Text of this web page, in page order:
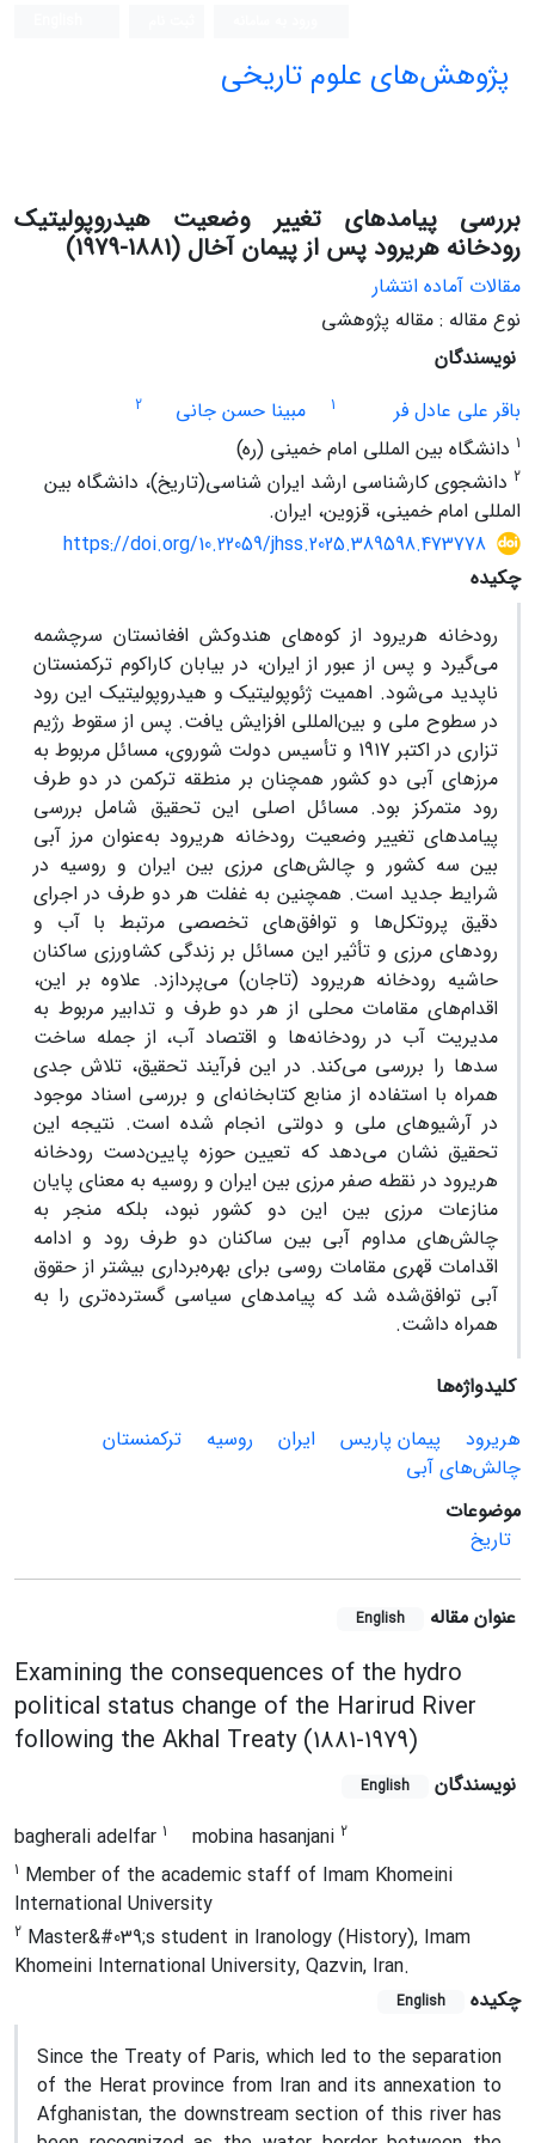
پژوهش‌های علوم تاریخی
بررسی پیامدهای تغییر وضعیت هیدروپولیتیک
رودخانه هریرود پس از پیمان آخال (1881-1979)
مقالات آماده انتشار
نوع مقاله : مقاله پژوهشی
نویسندگان
باقر علی عادل فر
1 مبینا حسن جانی
2
1 دانشگاه بین المللی امام خمینی (ره)
2 دانشجوی کارشناسی ارشد ایران شناسی(تاریخ)، دانشگاه بین
المللی امام خمینی، قزوین، ایران.
https://doi.org/10.22059/jhss.2025.389598.473778
چکیده
رودخانه هریرود از کوه‌های هندوکش افغانستان سرچشمه
می‌گیرد و پس از عبور از ایران، در بیابان کاراکوم ترکمنستان
ناپدید می‌شود. اهمیت ژئوپولیتیک و هیدروپولیتیک این رود
در سطوح ملی و بین‌المللی افزایش یافت. پس از سقوط رژیم
تزاری در اکتبر 1917 و تأسیس دولت شوروی، مسائل مربوط به
مرزهای آبی دو کشور همچنان بر منطقه ترکمن در دو طرف
رود متمرکز بود. مسائل اصلی این تحقیق شامل بررسی
پیامدهای تغییر وضعیت رودخانه هریرود به‌عنوان مرز آبی
بین سه کشور و چالش‌های مرزی بین ایران و روسیه در
شرایط جدید است. همچنین به غفلت هر دو طرف در اجرای
دقیق پروتکل‌ها و توافق‌های تخصصی مرتبط با آب و
رودهای مرزی و تأثیر این مسائل بر زندگی کشاورزی ساکنان
حاشیه رودخانه هریرود (تاجان) می‌پردازد. علاوه بر این،
اقدام‌های مقامات محلی از هر دو طرف و تدابیر مربوط به
مدیریت آب در رودخانه‌ها و اقتصاد آب، از جمله ساخت
سدها را بررسی می‌کند. در این فرآیند تحقیق، تلاش جدی
همراه با استفاده از منابع کتابخانه‌ای و بررسی اسناد موجود
در آرشیوهای ملی و دولتی انجام شده است. نتیجه این
تحقیق نشان می‌دهد که تعیین حوزه پایین‌دست رودخانه
هریرود در نقطه صفر مرزی بین ایران و روسیه به معنای پایان
منازعات مرزی بین این دو کشور نبود، بلکه منجر به
چالش‌های مداوم آبی بین ساکنان دو طرف رود و ادامه
اقدامات قهری مقامات روسی برای بهره‌برداری بیشتر از حقوق
آبی توافق‌شده شد که پیامدهای سیاسی گسترده‌تری را به
همراه داشت.
کلیدواژه‌ها
هریرود
پیمان پاریس ایران روسیه
ترکمنستان
چالش‌های آبی
موضوعات
تاریخ
عنوان مقاله English
Examining the consequences of the hydro
political status change of the Harirud River
following the Akhal Treaty (1881-1979)
نویسندگان English
bagherali adelfar 1 mobina hasanjani 2
1 Member of the academic staff of Imam Khomeini
International University
2 Master&#039;s student in Iranology (History), Imam
Khomeini International University, Qazvin, Iran.
چکیده
English
Since the Treaty of Paris, which led to the separation
of the Herat province from Iran and its annexation to
Afghanistan, the downstream section of this river has